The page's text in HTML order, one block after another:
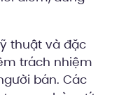
thuật và đặc
trách nhiệm
bán. Các